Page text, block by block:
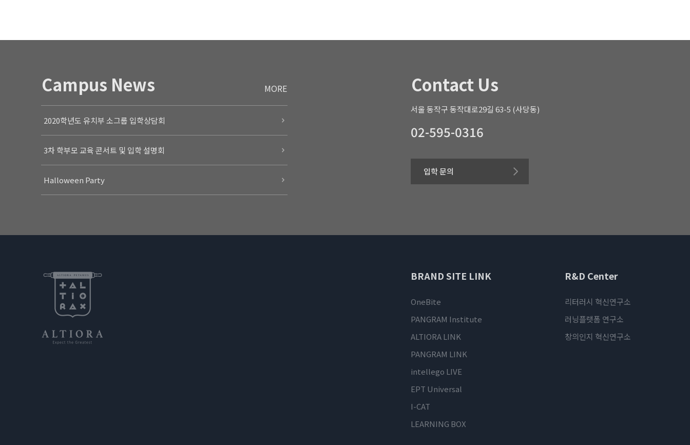
Campus News MORE
2020학년도 유치부 소그룹 입학상담회
3차 학부모 교육 콘서트 및 입학 설명회
Halloween Party
Contact Us
서울 동작구 동작대로29길 63-5 (사당동)
02-595-0316
입학 문의
BRAND SITE LINK
OneBite
PANGRAM Institute
ALTIORA LINK
PANGRAM LINK
intellego LIVE
EPT Universal
I-CAT
LEARNING BOX
R&D Center
리터러시 혁신연구소
러닝플랫폼 연구소
창의인지 혁신연구소